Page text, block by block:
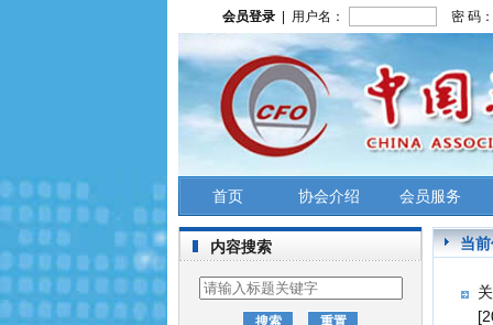
会员登录 | 用户名： 密 码
首页 协会介绍 会员服务
内容搜索 当